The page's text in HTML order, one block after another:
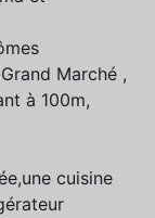
Marché ,
à 100m,
cuisine